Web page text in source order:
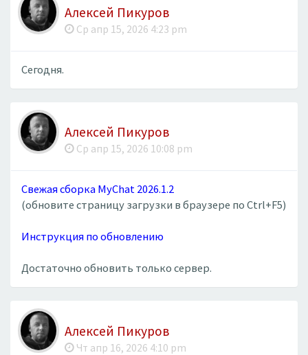
Алексей Пикуров
Ср апр 15, 2026 4:23 pm
Сегодня.
Алексей Пикуров
Ср апр 15, 2026 10:08 pm
Свежая сборка MyChat 2026.1.2
(обновите страницу загрузки в браузере по Ctrl+F5)
Инструкция по обновлению
Достаточно обновить только сервер.
Алексей Пикуров
Чт апр 16, 2026 4:10 pm